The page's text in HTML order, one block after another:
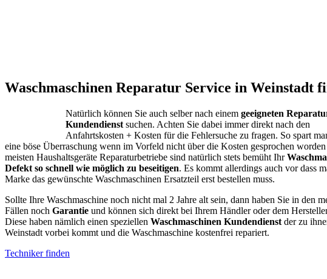
Waschmaschinen Reparatur Service in Weinstadt
Natürlich können Sie auch selber nach einem geeigneten
Kundendienst suchen. Achten Sie dabei immer direkt nach den
Anfahrtskosten + Kosten für die Fehlersuche zu fragen. So spart
eine böse Überraschung wenn im Vorfeld nicht über die Kosten gesprochen
meisten Haushaltsgeräte Reparaturbetriebe sind natürlich stets bemüht Ihr
Defekt so schnell wie möglich zu beseitigen. Es kommt allerdings auch vor dass
Marke das gewünschte Waschmaschinen Ersatzteil erst bestellen muss.
Sollte Ihre Waschmaschine noch nicht mal 2 Jahre alt sein, dann haben Sie in den
Fällen noch Garantie und können sich direkt bei Ihrem Händler oder dem
Diese haben nämlich einen speziellen Waschmaschinen Kundendienst der zu
Weinstadt vorbei kommt und die Waschmaschine kostenfrei repariert.
Techniker finden